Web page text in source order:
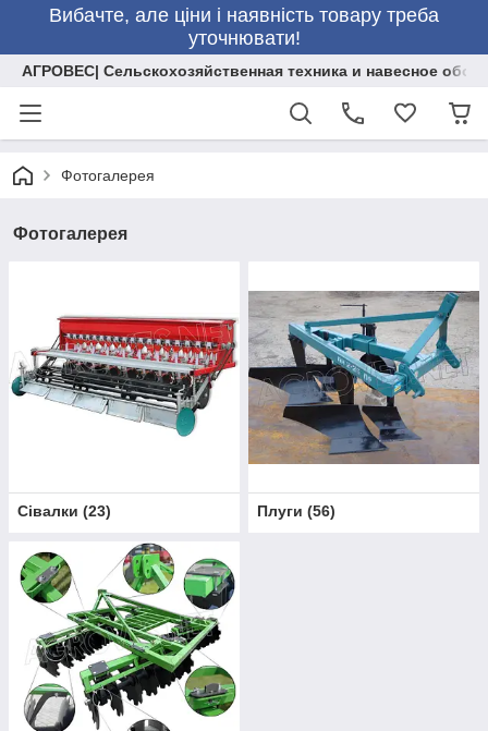
Вибачте, але ціни і наявність товару треба
уточнювати!
АГРОВЕС| Сельскохозяйственная техника и навесное
Фотогалерея
Фотогалерея
Сівалки (23) Плуги (56)